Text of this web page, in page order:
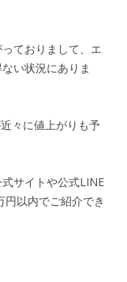
ておりまして、エ
い状況にありま
々に値上がりも予
サイトや公式LINE
以内でご紹介でき